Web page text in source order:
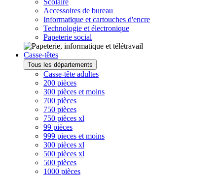
Scolaire
Accessoires de bureau
Informatique et cartouches d'encre
Technologie et électronique
Papeterie social
Casse-têtes
Tous les départements
Casse-tête adultes
200 pièces
300 pièces et moins
700 pièces
750 pièces
750 pièces xl
99 pièces
999 pieces et moins
300 pièces xl
500 pièces xl
500 pièces
1000 pièces